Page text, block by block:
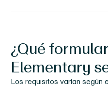
¿Qué
Elementary
Los requisitos varían según